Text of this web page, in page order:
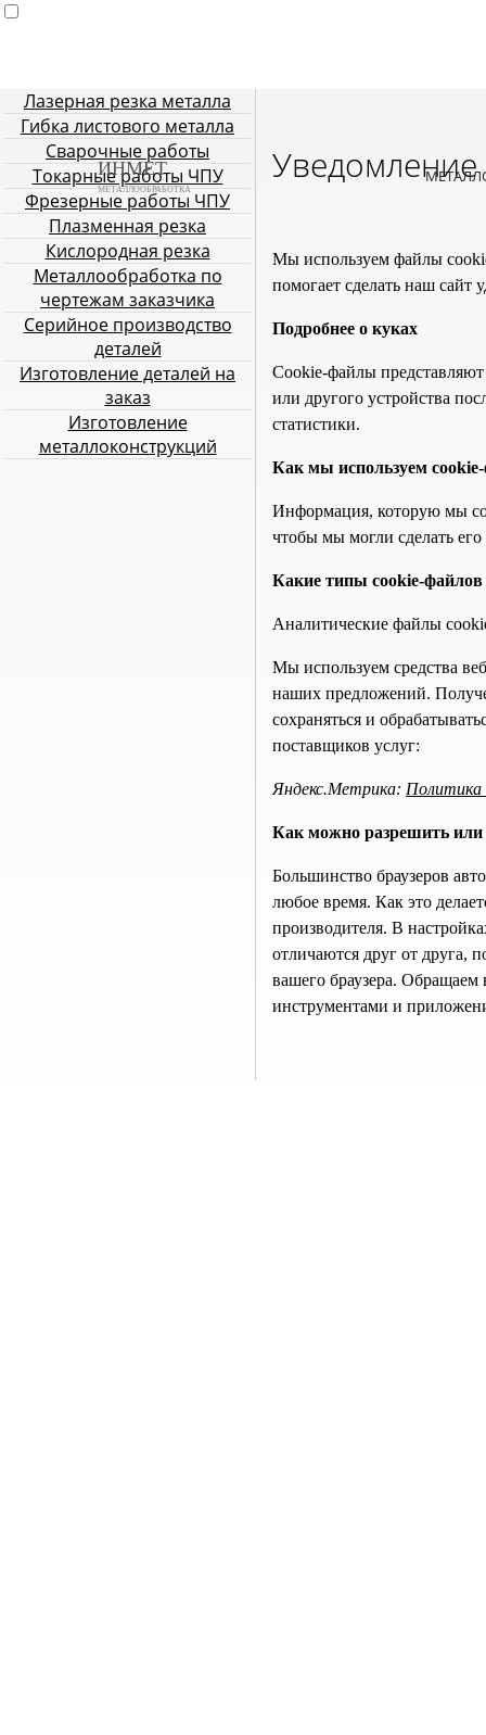
ГлавнаяУслуги металлообработки
ИНМЕТ
МЕТАЛЛООБРАБОТКА
Лазерная резка металла
Гибка листового металла
Сварочные работы
Токарные работы ЧПУ
Фрезерные работы ЧПУ
Плазменная резка
Кислородная резка
Металлообработка по
чертежам заказчика
Серийное производство
деталей
Изготовление деталей на
заказ
Изготовление
металлоконструкций
Мы используем файлы
помогает сделать наш сайт
Подробнее о куках
Cookie-файлы
или другого устройства
статистики.
Как мы используем
Информация, которую мы
чтобы мы могли сделать
Какие типы cookie-
Аналитические файлы
Мы используем средства
наших предложений.
сохраняться и
поставщиков услуг:
Яндекс.Метрика: Политика
Как можно разрешить или
Большинство браузеров
любое время. Как это
производителя. В
отличаются друг от друга,
вашего браузера.
инструментами и